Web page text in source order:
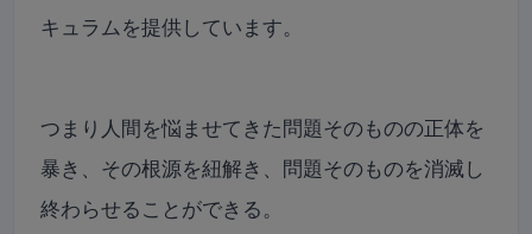
キュラムを提供しています。
つまり人間を悩ませてきた問題そのものの正体を
暴き、その根源を紐解き、問題そのものを消滅し
終わらせることができる。